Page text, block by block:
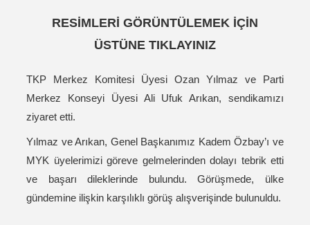
RESİMLERİ GÖRÜNTÜLEMEK İÇİN
ÜSTÜNE TIKLAYINIZ
TKP Merkez Komitesi Üyesi Ozan Yılmaz ve Parti
Merkez Konseyi Üyesi Ali Ufuk Arıkan, sendikamızı
ziyaret etti.
Yılmaz ve Arıkan, Genel Başkanımız Kadem Özbay’ı ve
MYK üyelerimizi göreve gelmelerinden dolayı tebrik etti
ve başarı dileklerinde bulundu. Görüşmede, ülke
gündemine ilişkin karşılıklı görüş alışverişinde bulunuldu.